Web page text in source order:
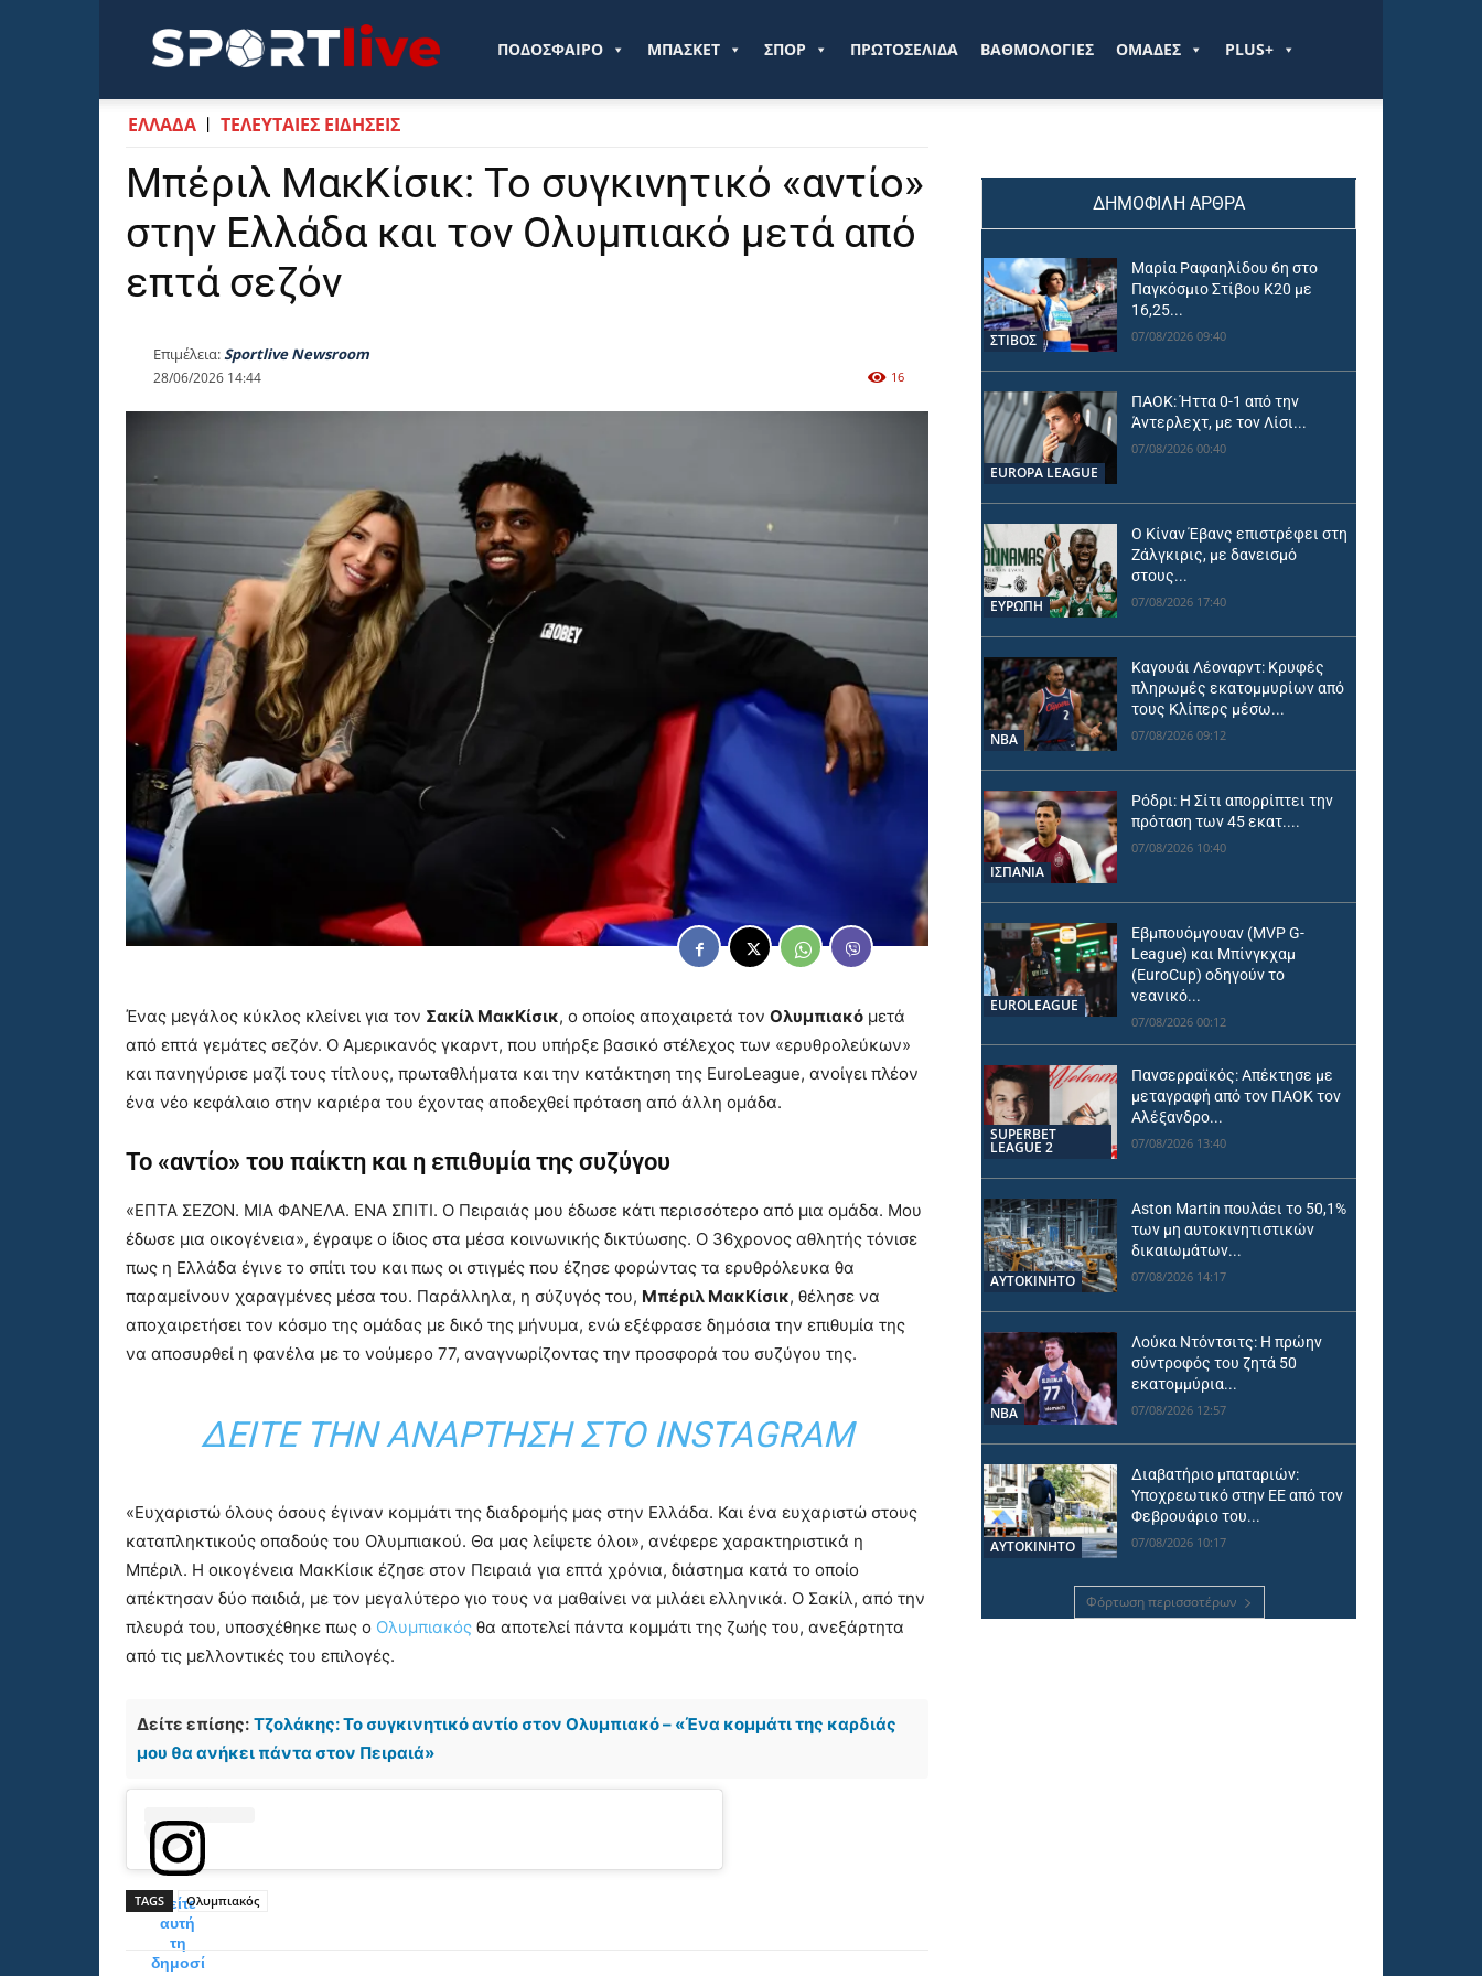
Sportlive.grΠΟΔΟΣΦΑΙΡΟ ΜΠΑΣΚΕΤ ΣΠΟΡ ΠΡΩΤΟΣΕΛΙΔΑ ΒΑΘΜΟΛΟΓΙΕΣ ΟΜΑΔΕΣ PLUS+
ΕΛΛΑΔΑ ΤΕΛΕΥΤΑΙΕΣ ΕΙΔΗΣΕΙΣ
Μπέριλ ΜακΚίσικ: Το συγκινητικό «αντίο»
στην Ελλάδα και τον Ολυμπιακό μετά από
επτά σεζόν
Επιμέλεια:Sportlive Newsroom
28/06/2026 14:44 16
Ένας μεγάλος κύκλος κλείνει για τον Σακίλ ΜακΚίσικ, ο οποίος αποχαιρετά τον Ολυμπιακό μετά
από επτά γεμάτες σεζόν. Ο Αμερικανός γκαρντ, που υπήρξε βασικό στέλεχος των «ερυθρολεύκων»
και πανηγύρισε μαζί τους τίτλους, πρωταθλήματα και την κατάκτηση της EuroLeague, ανοίγει πλέον
ένα νέο κεφάλαιο στην καριέρα του έχοντας αποδεχθεί πρόταση από άλλη ομάδα.
Το «αντίο» του παίκτη και η επιθυμία της συζύγου
«ΕΠΤΑ ΣΕΖΟΝ. ΜΙΑ ΦΑΝΕΛΑ. ΕΝΑ ΣΠΙΤΙ. Ο Πειραιάς μου έδωσε κάτι περισσότερο από μια ομάδα. Μου
έδωσε μια οικογένεια», έγραψε ο ίδιος στα μέσα κοινωνικής δικτύωσης. Ο 36χρονος αθλητής τόνισε
πως η Ελλάδα έγινε το σπίτι του και πως οι στιγμές που έζησε φορώντας τα ερυθρόλευκα θα
παραμείνουν χαραγμένες μέσα του. Παράλληλα, η σύζυγός του, Μπέριλ ΜακΚίσικ, θέλησε να
αποχαιρετήσει τον κόσμο της ομάδας με δικό της μήνυμα, ενώ εξέφρασε δημόσια την επιθυμία της
να αποσυρθεί η φανέλα με το νούμερο 77, αναγνωρίζοντας την προσφορά του συζύγου της.
ΔΕΊΤΕ ΤΗΝ ΑΝΆΡΤΗΣΗ ΣΤΟ INSTAGRAM
«Ευχαριστώ όλους όσους έγιναν κομμάτι της διαδρομής μας στην Ελλάδα. Και ένα ευχαριστώ στους
καταπληκτικούς οπαδούς του Ολυμπιακού. Θα μας λείψετε όλοι», ανέφερε χαρακτηριστικά η
Μπέριλ. Η οικογένεια ΜακΚίσικ έζησε στον Πειραιά για επτά χρόνια, διάστημα κατά το οποίο
απέκτησαν δύο παιδιά, με τον μεγαλύτερο γιο τους να μαθαίνει να μιλάει ελληνικά. Ο Σακίλ, από την
πλευρά του, υποσχέθηκε πως ο Ολυμπιακός θα αποτελεί πάντα κομμάτι της ζωής του, ανεξάρτητα
από τις μελλοντικές του επιλογές.
Δείτε επίσης: Τζολάκης: Το συγκινητικό αντίο στον Ολυμπιακό – «Ένα κομμάτι της καρδιάς
μου θα ανήκει πάντα στον Πειραιά»
Δείτε
αυτή
τη
δημοσί
TAGS Ολυμπιακός
ΔΗΜΟΦΙΛΗ ΑΡΘΡΑ
ΣΤΙΒΟΣ
Μαρία Ραφαηλίδου 6η στο
Παγκόσμιο Στίβου Κ20 με
16,25...
07/08/2026 09:40
EUROPA LEAGUE
ΠΑΟΚ: Ήττα 0-1 από την
Άντερλεχτ, με τον Λίσι...
07/08/2026 00:40
ΕΥΡΩΠΗ
Ο Κίναν Έβανς επιστρέφει στη
Ζάλγκιρις, με δανεισμό
στους...
07/08/2026 17:40
NBA
Καγουάι Λέοναρντ: Κρυφές
πληρωμές εκατομμυρίων από
τους Κλίπερς μέσω...
07/08/2026 09:12
ΙΣΠΑΝΙΑ
Ρόδρι: Η Σίτι απορρίπτει την
πρόταση των 45 εκατ....
07/08/2026 10:40
EUROLEAGUE
Εβμπουόμγουαν (MVP G-
League) και Μπίνγκχαμ
(EuroCup) οδηγούν το
νεανικό...
07/08/2026 00:12
SUPERBET
LEAGUE 2
Πανσερραϊκός: Απέκτησε με
μεταγραφή από τον ΠΑΟΚ τον
Αλέξανδρο...
07/08/2026 13:40
ΑΥΤΟΚΙΝΗΤΟ
Aston Martin πουλάει το 50,1%
των μη αυτοκινητιστικών
δικαιωμάτων...
07/08/2026 14:17
NBA
Λούκα Ντόντσιτς: Η πρώην
σύντροφός του ζητά 50
εκατομμύρια...
07/08/2026 12:57
ΑΥΤΟΚΙΝΗΤΟ
Διαβατήριο μπαταριών:
Υποχρεωτικό στην ΕΕ από τον
Φεβρουάριο του...
07/08/2026 10:17
Φόρτωση περισσοτέρων